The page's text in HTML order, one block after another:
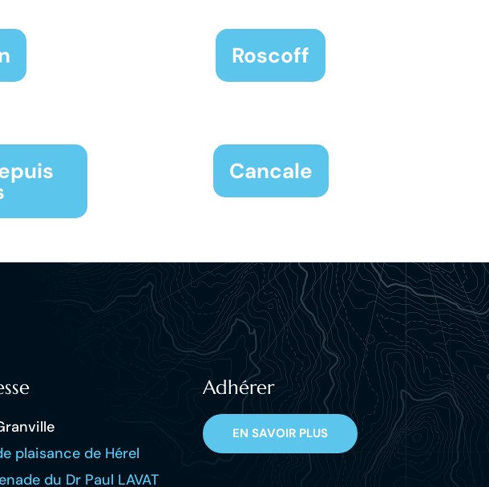
Roscoff
Cancale
plaisance de Hérel
du Dr Paul LAVAT
Adhérer
EN SAVOIR PLUS